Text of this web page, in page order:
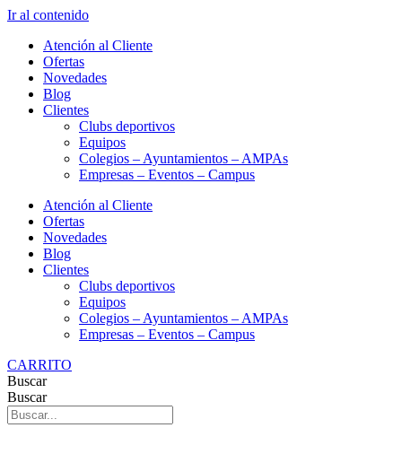
Ir al contenido
Atención al Cliente
Ofertas
Novedades
Blog
Clientes
Clubs deportivos
Equipos
Colegios – Ayuntamientos – AMPAs
Empresas – Eventos – Campus
Atención al Cliente
Ofertas
Novedades
Blog
Clientes
Clubs deportivos
Equipos
Colegios – Ayuntamientos – AMPAs
Empresas – Eventos – Campus
CARRITO
Buscar
Buscar